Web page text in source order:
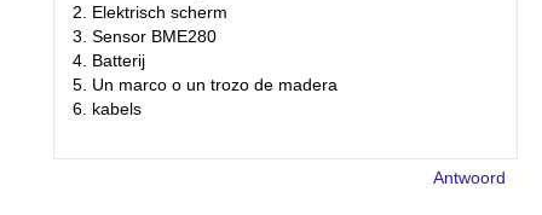
2. Elektrisch scherm
3. Sensor BME280
4. Batterij
5. Un marco o un trozo de madera
6. kabels
Antwoord